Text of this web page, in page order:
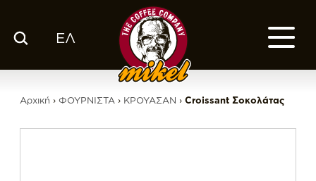
ΕΛ
FRANCHISE
Αρχική › ΦΟΥΡΝΙΣΤΑ › ΚΡΟΥΑΣΑΝ › Croissant Σοκολάτας